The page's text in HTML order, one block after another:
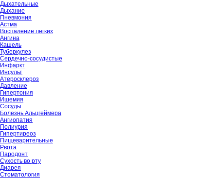
Дыхательные
Дыхание
Пневмония
Астма
Воспаление легких
Ангина
Кашель
Туберкулез
Сердечно-сосудистые
Инфаркт
Инсульт
Атеросклероз
Давление
Гипертония
Ишемия
Сосуды
Болезнь Альцгеймера
Ангиопатия
Полиурия
Гипертиреоз
Пищеварительные
Рвота
Пародонт
Сухость во рту
Диарея
Стоматология